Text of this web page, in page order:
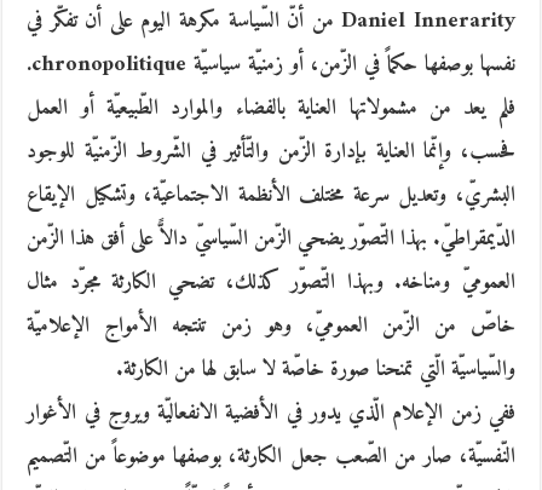
Daniel Innerarity من أنّ السّياسة مكرهة اليوم على أن تفكّر في
نفسها بوصفها حكماً في الزّمن، أو زمنيّة سياسيّة chronopolitique.
فلم يعد من مشمولاتها العناية بالفضاء والموارد الطّبيعيّة أو العمل
فحسب، وإنّما العناية بإدارة الزّمن والتّأثير في الشّروط الزّمنيّة للوجود
البشريّ، وتعديل سرعة مختلف الأنظمة الاجتماعيّة، وتشكيل الإيقاع
الدّيمقراطيّ. بهذا التّصوّر يضحي الزّمن السّياسيّ دالاًّ على أفق هذا الزّمن
العموميّ ومناخه. وبهذا التّصوّر كذلك، تضحي الكارثة مجرّد مثال
خاصّ من الزّمن العموميّ، وهو زمن تنتجه الأمواج الإعلاميّة
والسّياسيّة الّتي تمنحنا صورة خاصّة لا سابق لها من الكارثة.
ففي زمن الإعلام الّذي يدور في الأفضية الانفعاليّة ويروج في الأغوار
النّفسيّة، صار من الصّعب جعل الكارثة، بوصفها موضوعاً من التّصميم